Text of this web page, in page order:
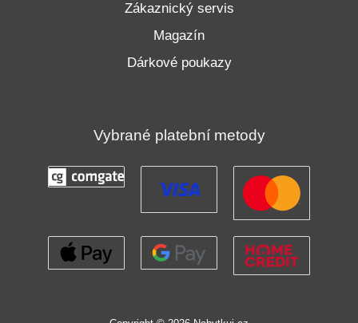
Zákaznický servis
Magazín
Dárkové poukazy
Vybrané platební metody